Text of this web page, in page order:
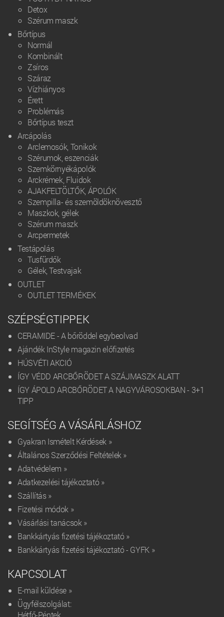
Detox
Szérum maszk
Bőrtípus
Normál
Kombinált
Zsíros
Száraz
Vízhiányos
Érett
Problémás
Bőrtípus teszt
Arcápolás
Arclemosók, Tonikok
Szérumok, eszenciák
Szemkörnyékápolók
Arckrémek, Fluidok
AJAKFELTÖLTŐK, ÁPOLÓK
Szempilla- és szemöldöknövesztő
Maszkok, gélek
Szérum maszk
Arcpermetek
Testápolás
Tusfürdők
Gélek, Testvajak
OUTLET
OUTLET TERMÉKEK
SZÉPSÉGTIPPEK
CERAMIDE - A bőröddel egybeolvad
Ajándék InStyle magazin előfizetés
HÚSVÉTI AKCIÓ
ÍGY VÉDD ARCBŐRÖDET A SZÁJMASZK ALATT
ÍGY ÁPOLD ARCBŐRÖDET A NAGYVÁROSOKBAN - 3+1
TIPP
SEGÍTSÉG A VÁSÁRLÁSHOZ
Gyakran Ismételt Kérdések »
Általános Szerződési Feltételek »
Adatvédelem »
Adatkezelési tájékoztató »
Szállítás »
Fizetési módok »
Vásárlási tanácsok »
Bankkártyás fizetési tájékoztató »
Bankkártyás fizetési tájékoztató - GYFK »
KAPCSOLAT
E-mail küldése »
Ügyfélszolgálat:
Hétfő-Péntek